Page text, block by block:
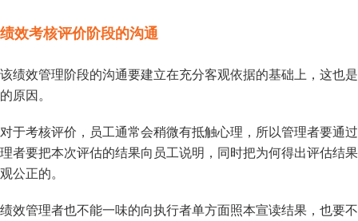
绩效考核评价阶段的沟通
该绩效管理阶段的沟通要建立在充分客观依据的基础上，这也
的原因。
对于考核评价，员工通常会稍微有抵触心理，所以管理者要通
理者要把本次评估的结果向员工说明，同时把为何得出评估结
观公正的。
绩效管理者也不能一味的向执行者单方面照本宣读结果，也要